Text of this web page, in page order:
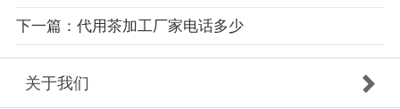
下一篇：代用茶加工厂家电话多少
关于我们